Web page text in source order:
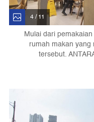
4 / 11
Mulai dari
rumah makan
tersebut.